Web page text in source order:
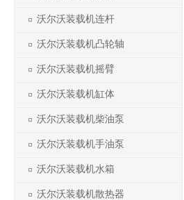
沃尔沃装载机连杆
沃尔沃装载机凸轮轴
沃尔沃装载机摇臂
沃尔沃装载机缸体
沃尔沃装载机柴油泵
沃尔沃装载机手油泵
沃尔沃装载机水箱
沃尔沃装载机散热器